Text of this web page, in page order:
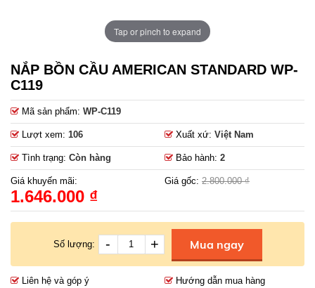
Tap or pinch to expand
NẮP BỒN CẦU AMERICAN STANDARD WP-
C119
Mã sản phẩm: WP-C119
Lượt xem: 106 Xuất xứ: Việt Nam
Tình trạng: Còn hàng Bảo hành: 2
Giá khuyến mãi:
1.646.000 ₫
Giá gốc: 2.800.000 ₫
Số lượng: - + Mua ngay
Liên hệ và góp ý
Hướng dẫn mua hàng